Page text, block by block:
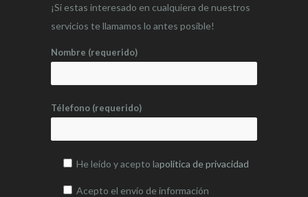
¡Si estas interesado en cualquiera de nuestros
servicios te llamamos lo antes posible!
Nombre (requerido)
Télefono (requerido)
He leído y acepto lapolítica de privacidad
Acepto el envío de información